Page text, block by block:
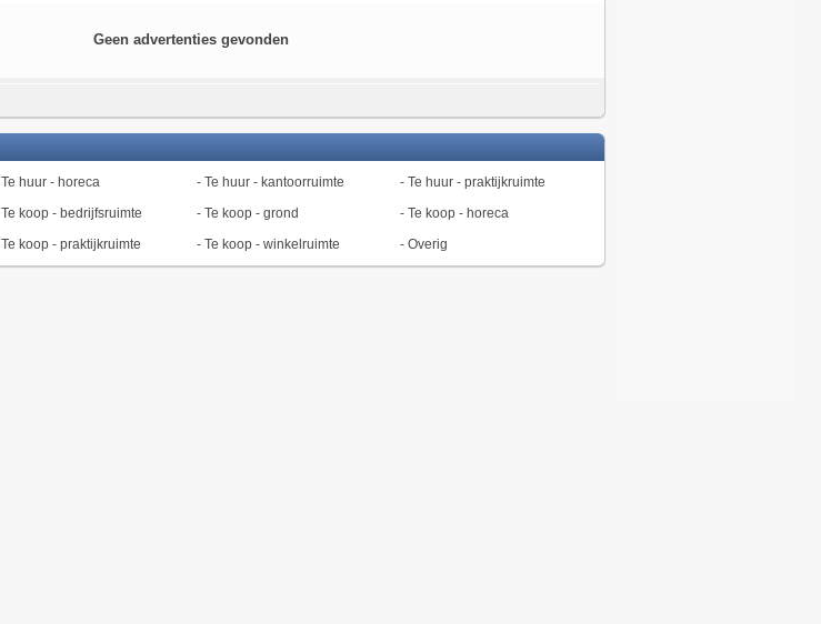
Geen advertenties gevonden
Te huur - horeca - Te huur - kantoorruimte - Te huur - praktijkruimte
Te koop - bedrijfsruimte - Te koop - grond - Te koop - horeca
Te koop - praktijkruimte - Te koop - winkelruimte - Overig